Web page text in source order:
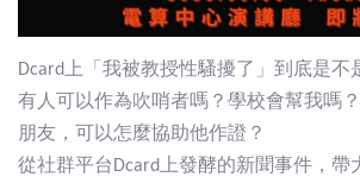
Dcard上「我被教授性騷擾了」到底是不
有人可以作為吹哨者嗎？學校會幫我嗎
朋友，可以怎麼協助他作證？
從社群平台Dcard上發酵的新聞事件，帶